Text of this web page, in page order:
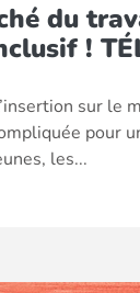
du
!
sur le
pour
les...